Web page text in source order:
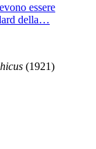
essere
della…
(1921)